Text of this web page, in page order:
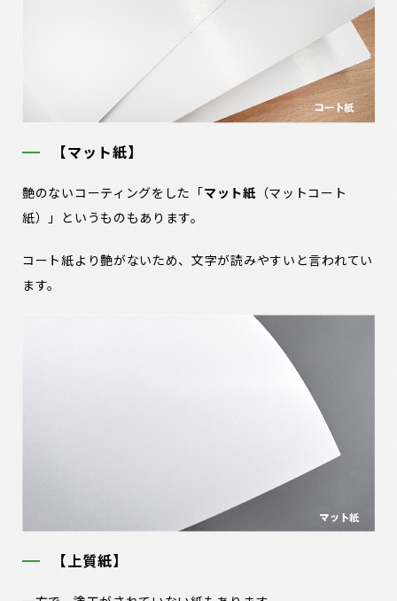
【マット紙】
艶のないコーティングをした「マット紙 （マットコート
紙）」というものもあります。
コート紙より艶がないため、文字が読みやすいと言われてい
ます。
【上質紙】